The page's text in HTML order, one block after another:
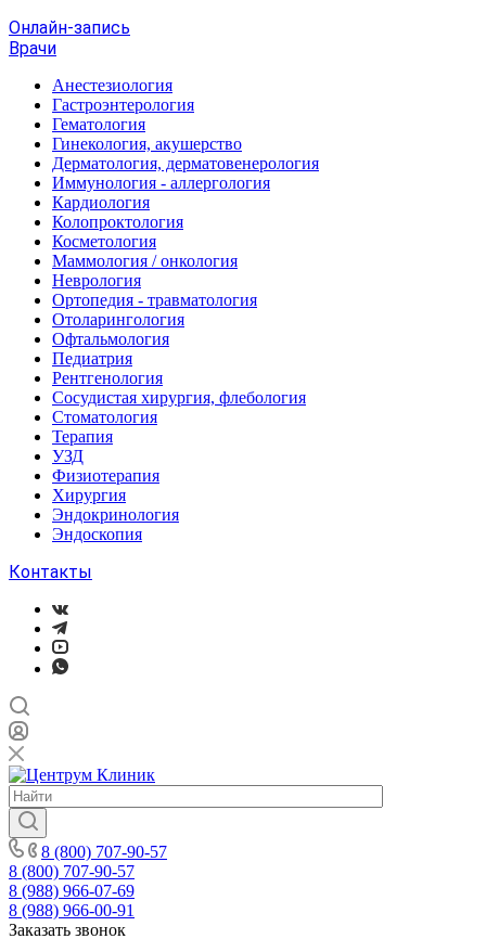
Онлайн-запись
Врачи
Анестезиология
Гастроэнтерология
Гематология
Гинекология, акушерство
Дерматология, дерматовенерология
Иммунология - аллергология
Кардиология
Колопроктология
Косметология
Маммология / онкология
Неврология
Ортопедия - травматология
Отоларингология
Офтальмология
Педиатрия
Рентгенология
Сосудистая хирургия, флебология
Стоматология
Терапия
УЗД
Физиотерапия
Хирургия
Эндокринология
Эндоскопия
Контакты
8 (800) 707-90-57
8 (800) 707-90-57
8 (988) 966-07-69
8 (988) 966-00-91
Заказать звонок